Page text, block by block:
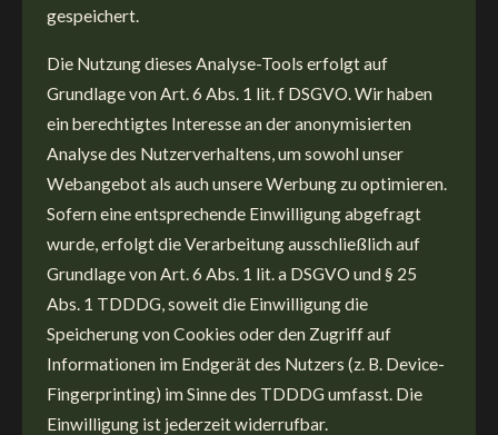
gespeichert.
Die Nutzung dieses Analyse-Tools erfolgt auf
Grundlage von Art. 6 Abs. 1 lit. f DSGVO. Wir haben
ein berechtigtes Interesse an der anonymisierten
Analyse des Nutzerverhaltens, um sowohl unser
Webangebot als auch unsere Werbung zu optimieren.
Sofern eine entsprechende Einwilligung abgefragt
wurde, erfolgt die Verarbeitung ausschließlich auf
Grundlage von Art. 6 Abs. 1 lit. a DSGVO und § 25
Abs. 1 TDDDG, soweit die Einwilligung die
Speicherung von Cookies oder den Zugriff auf
Informationen im Endgerät des Nutzers (z. B. Device-
Fingerprinting) im Sinne des TDDDG umfasst. Die
Einwilligung ist jederzeit widerrufbar.